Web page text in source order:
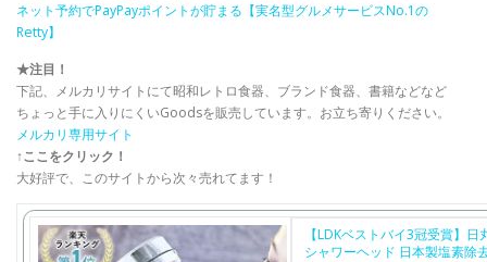
ネット予約でPayPayポイントが貯まる【実名型グルメサービスNo.1の
Retty】
★注目！
下記、メルカリサイトにて昭和レトロ食器、ブランド食器、書籍などなど
ちょっと手に入りにくいGoodsを販売しています。お立ち寄りください。
メルカリ専用サイト
↑ここをクリック！
大好評で、このサイトから次々売れてます！
【LDKベストバイ3冠受賞】日
シャワーヘッド 日本製塩素除